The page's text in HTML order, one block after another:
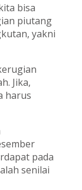
bisa
piutang
yakni
Jika,
harus
pada
senilai